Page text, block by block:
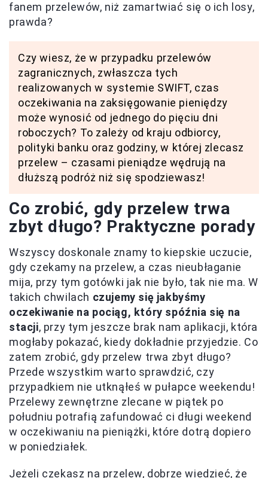
fanem przelewów, niż zamartwiać się o ich losy,
prawda?
Czy wiesz, że w przypadku przelewów
zagranicznych, zwłaszcza tych
realizowanych w systemie SWIFT, czas
oczekiwania na zaksięgowanie pieniędzy
może wynosić od jednego do pięciu dni
roboczych? To zależy od kraju odbiorcy,
polityki banku oraz godziny, w której zlecasz
przelew – czasami pieniądze wędrują na
dłuższą podróż niż się spodziewasz!
Co zrobić, gdy przelew trwa
zbyt długo? Praktyczne porady
Wszyscy doskonale znamy to kiepskie uczucie,
gdy czekamy na przelew, a czas nieubłaganie
mija, przy tym gotówki jak nie było, tak nie ma. W
takich chwilach czujemy się jakbyśmy
oczekiwanie na pociąg, który spóźnia się na
stacji, przy tym jeszcze brak nam aplikacji, która
mogłaby pokazać, kiedy dokładnie przyjedzie. Co
zatem zrobić, gdy przelew trwa zbyt długo?
Przede wszystkim warto sprawdzić, czy
przypadkiem nie utknąłeś w pułapce weekendu!
Przelewy zewnętrzne zlecane w piątek po
południu potrafią zafundować ci długi weekend
w oczekiwaniu na pieniążki, które dotrą dopiero
w poniedziałek.
Jeżeli czekasz na przelew, dobrze wiedzieć, że